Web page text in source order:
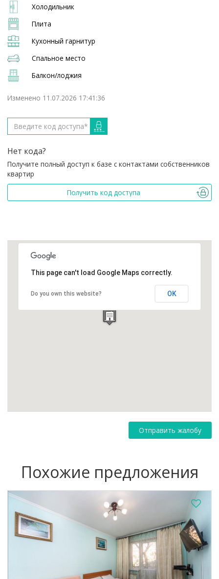
Холодильник
Плита
Кухонный гарнитур
Спальное место
Балкон/лоджия
Изменено 11.07.2026 17:41:36
Нет кода?
Получите полный доступ к базе с контактами собственников
квартир
Получить код доступа
This page can't load Google Maps correctly.
Do you own this website? OK
Отправить жалобу
Похожие предложения